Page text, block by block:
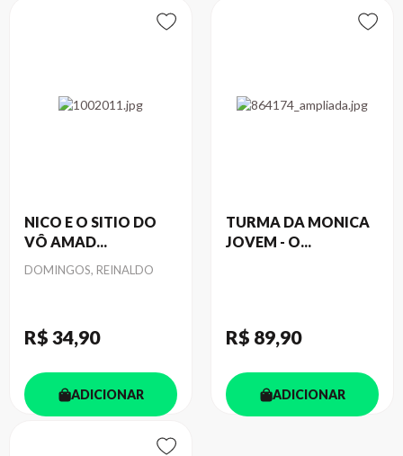
NICO E O SITIO DO
VÔ AMAD...
Autor
DOMINGOS, REINALDO
R$ 34,90
ADICIONAR
TURMA DA MONICA
JOVEM - O...
R$ 89,90
ADICIONAR